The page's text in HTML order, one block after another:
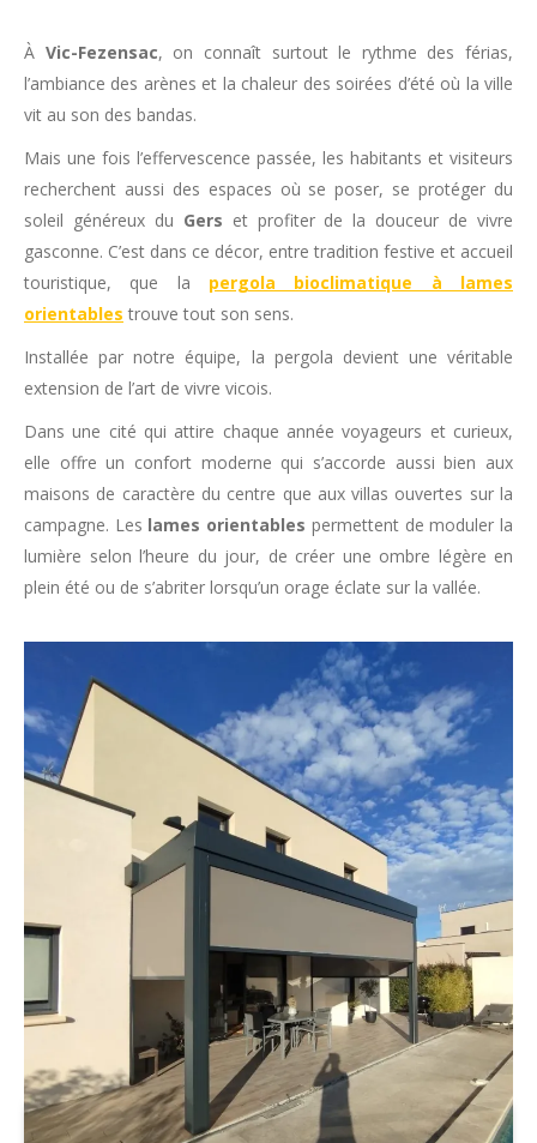
À Vic-Fezensac, on connaît surtout le rythme des férias,
l’ambiance des arènes et la chaleur des soirées d’été où la ville
vit au son des bandas.
Mais une fois l’effervescence passée, les habitants et visiteurs
recherchent aussi des espaces où se poser, se protéger du
soleil généreux du Gers et profiter de la douceur de vivre
gasconne. C’est dans ce décor, entre tradition festive et accueil
touristique, que la pergola bioclimatique à lames
orientables trouve tout son sens.
Installée par notre équipe, la pergola devient une véritable
extension de l’art de vivre vicois.
Dans une cité qui attire chaque année voyageurs et curieux,
elle offre un confort moderne qui s’accorde aussi bien aux
maisons de caractère du centre que aux villas ouvertes sur la
campagne. Les lames orientables permettent de moduler la
lumière selon l’heure du jour, de créer une ombre légère en
plein été ou de s’abriter lorsqu’un orage éclate sur la vallée.